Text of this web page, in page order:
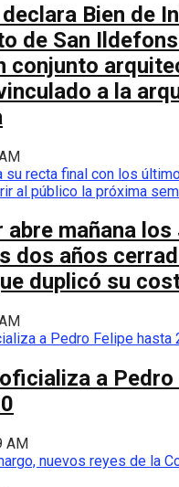
Bien de
de San
conjunto
a la
abre mañana
dos años
duplicó su
a Pedro
AM